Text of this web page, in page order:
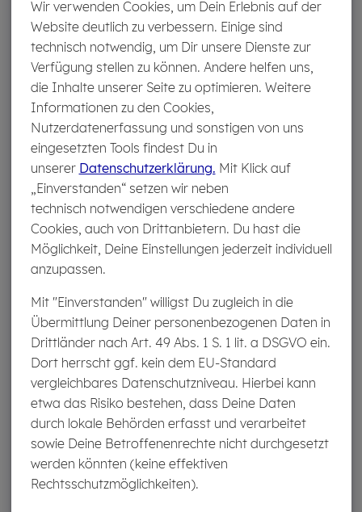
Wir verwenden Cookies, um Dein Erlebnis auf der
Website deutlich zu verbessern. Einige sind
technisch notwendig, um Dir unsere Dienste zur
Verfügung stellen zu können. Andere helfen uns,
die Inhalte unserer Seite zu optimieren. Weitere
Informationen zu den Cookies,
Nutzerdatenerfassung und sonstigen von uns
eingesetzten Tools findest Du in
unserer Datenschutzerklärung. Mit Klick auf
„Einverstanden“ setzen wir neben
technisch notwendigen verschiedene andere
Cookies, auch von Drittanbietern. Du hast die
Möglichkeit, Deine Einstellungen jederzeit individuell
anzupassen.
Mit "Einverstanden" willigst Du zugleich in die
Übermittlung Deiner personenbezogenen Daten in
Drittländer nach Art. 49 Abs. 1 S. 1 lit. a DSGVO ein.
Dort herrscht ggf. kein dem EU-Standard
vergleichbares Datenschutzniveau. Hierbei kann
etwa das Risiko bestehen, dass Deine Daten
durch lokale Behörden erfasst und verarbeitet
sowie Deine Betroffenenrechte nicht durchgesetzt
werden könnten (keine effektiven
Rechtsschutzmöglichkeiten).
Wenn je­mand Frem­des das Pferd rei­tet
Auch Fremdreiter sind nicht bei jeder Pferdehaftpflicht
miteingeschlossen. Dieser Begriff bezeichnet alle
Personen, die in unregelmäßigen Zeiträumen auf
Deinem Pferd reiten und dafür nichts bezahlen
kann die Tochter eines befreundeten Ehepaares sein, die
bei einem Besuch mit Deinem Pferd ausreiten möchte,
aber auch die Nachbarskinder oder die Bekannte, die
einmal auf einen Ausritt mitkommen möchten. Gerade
unerfahrene Reiter können die „Sprache der Pferde“
nicht immer richtig verstehen. Das spielt aber keine Rolle,
der Gefährdungshaftung steht der Pferdehalter in der
Verantwortung. Mit dem Einschluss von Fremdreitern
sicherst Du Dich gegen finanzielle Forderungen ab, die
damit zusammenhängen. Ein Schaden kann schnell
passieren: Beim Ausritt geht Deiner Bekannten plötzlich
das Pferd durch, es wirft sie daraufhin ab und Deine
Bekannte verletzt sich schwer am Kopf.